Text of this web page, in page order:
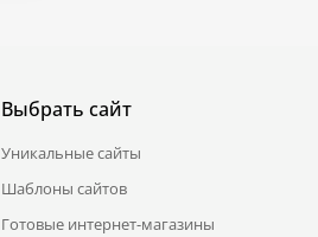
Выбрать сайт
Уникальные сайты
Шаблоны сайтов
Готовые интернет-магазины